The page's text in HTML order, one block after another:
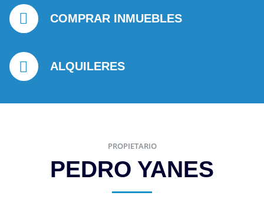
COMPRAR INMUEBLES
ALQUILERES
PROPIETARIO
PEDRO YANES